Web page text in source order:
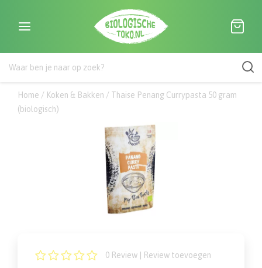
Home / Koken & Bakken / Thaise Penang Currypasta 50 gram
(biologisch)
0 Review | Review toevoegen